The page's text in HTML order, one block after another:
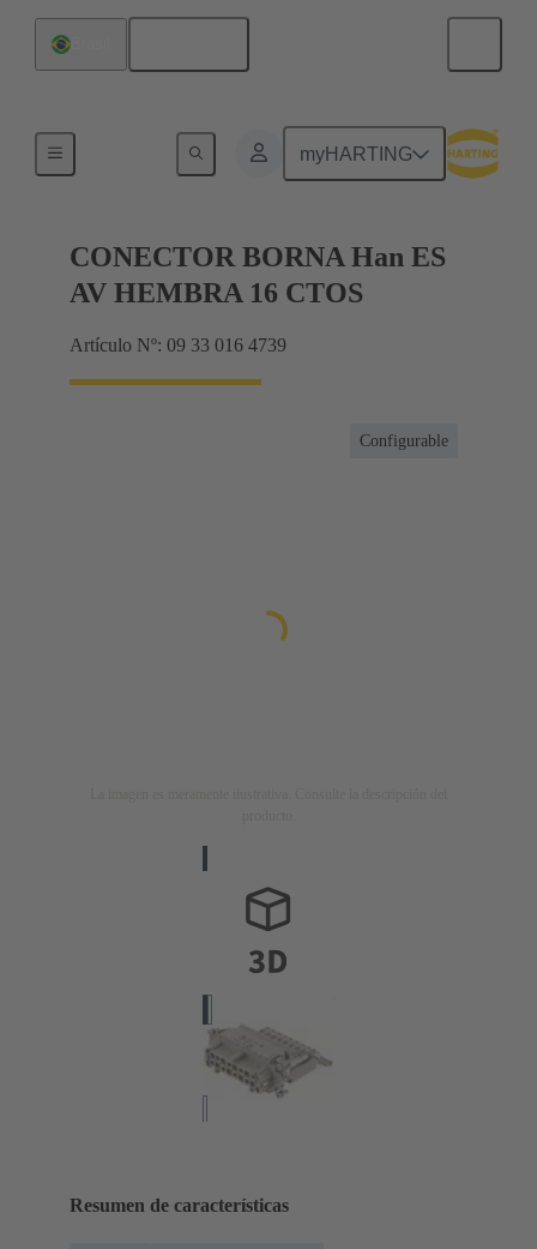
myHARTING
Conector con regletero
CONECTOR BORNA Han ES
AV HEMBRA 16 CTOS
Artículo Nº: 09 33 016 4739
Configurable
Resumen de características